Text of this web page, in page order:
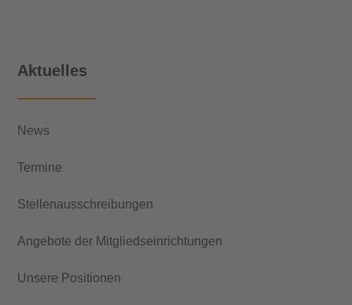
Aktuelles
News
Termine
Stellenausschreibungen
Angebote der Mitgliedseinrichtungen
Unsere Positionen